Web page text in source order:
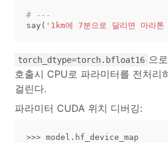
say ( '1km에 7분으로 달리면 마라톤
torch_dtype=torch.bfloat16 으
호출시 CPU로 파라미터를 전처리
걸린다.
파라미터 CUDA 위치 디버깅:
>>> model . hf_device_map